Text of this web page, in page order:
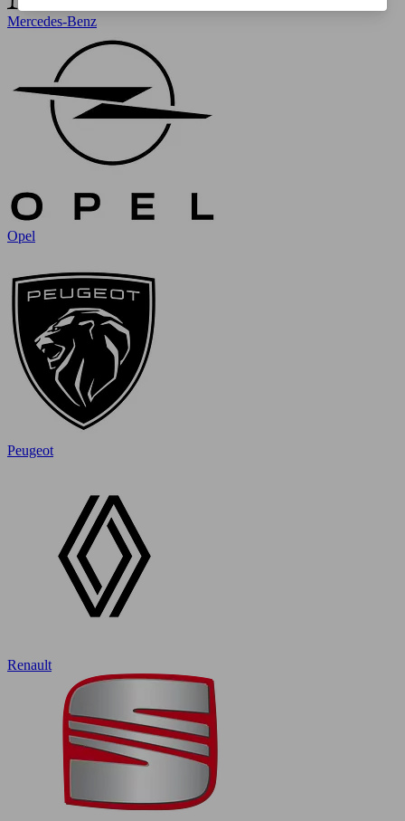
Mercedes-Benz
Opel
Peugeot
Renault